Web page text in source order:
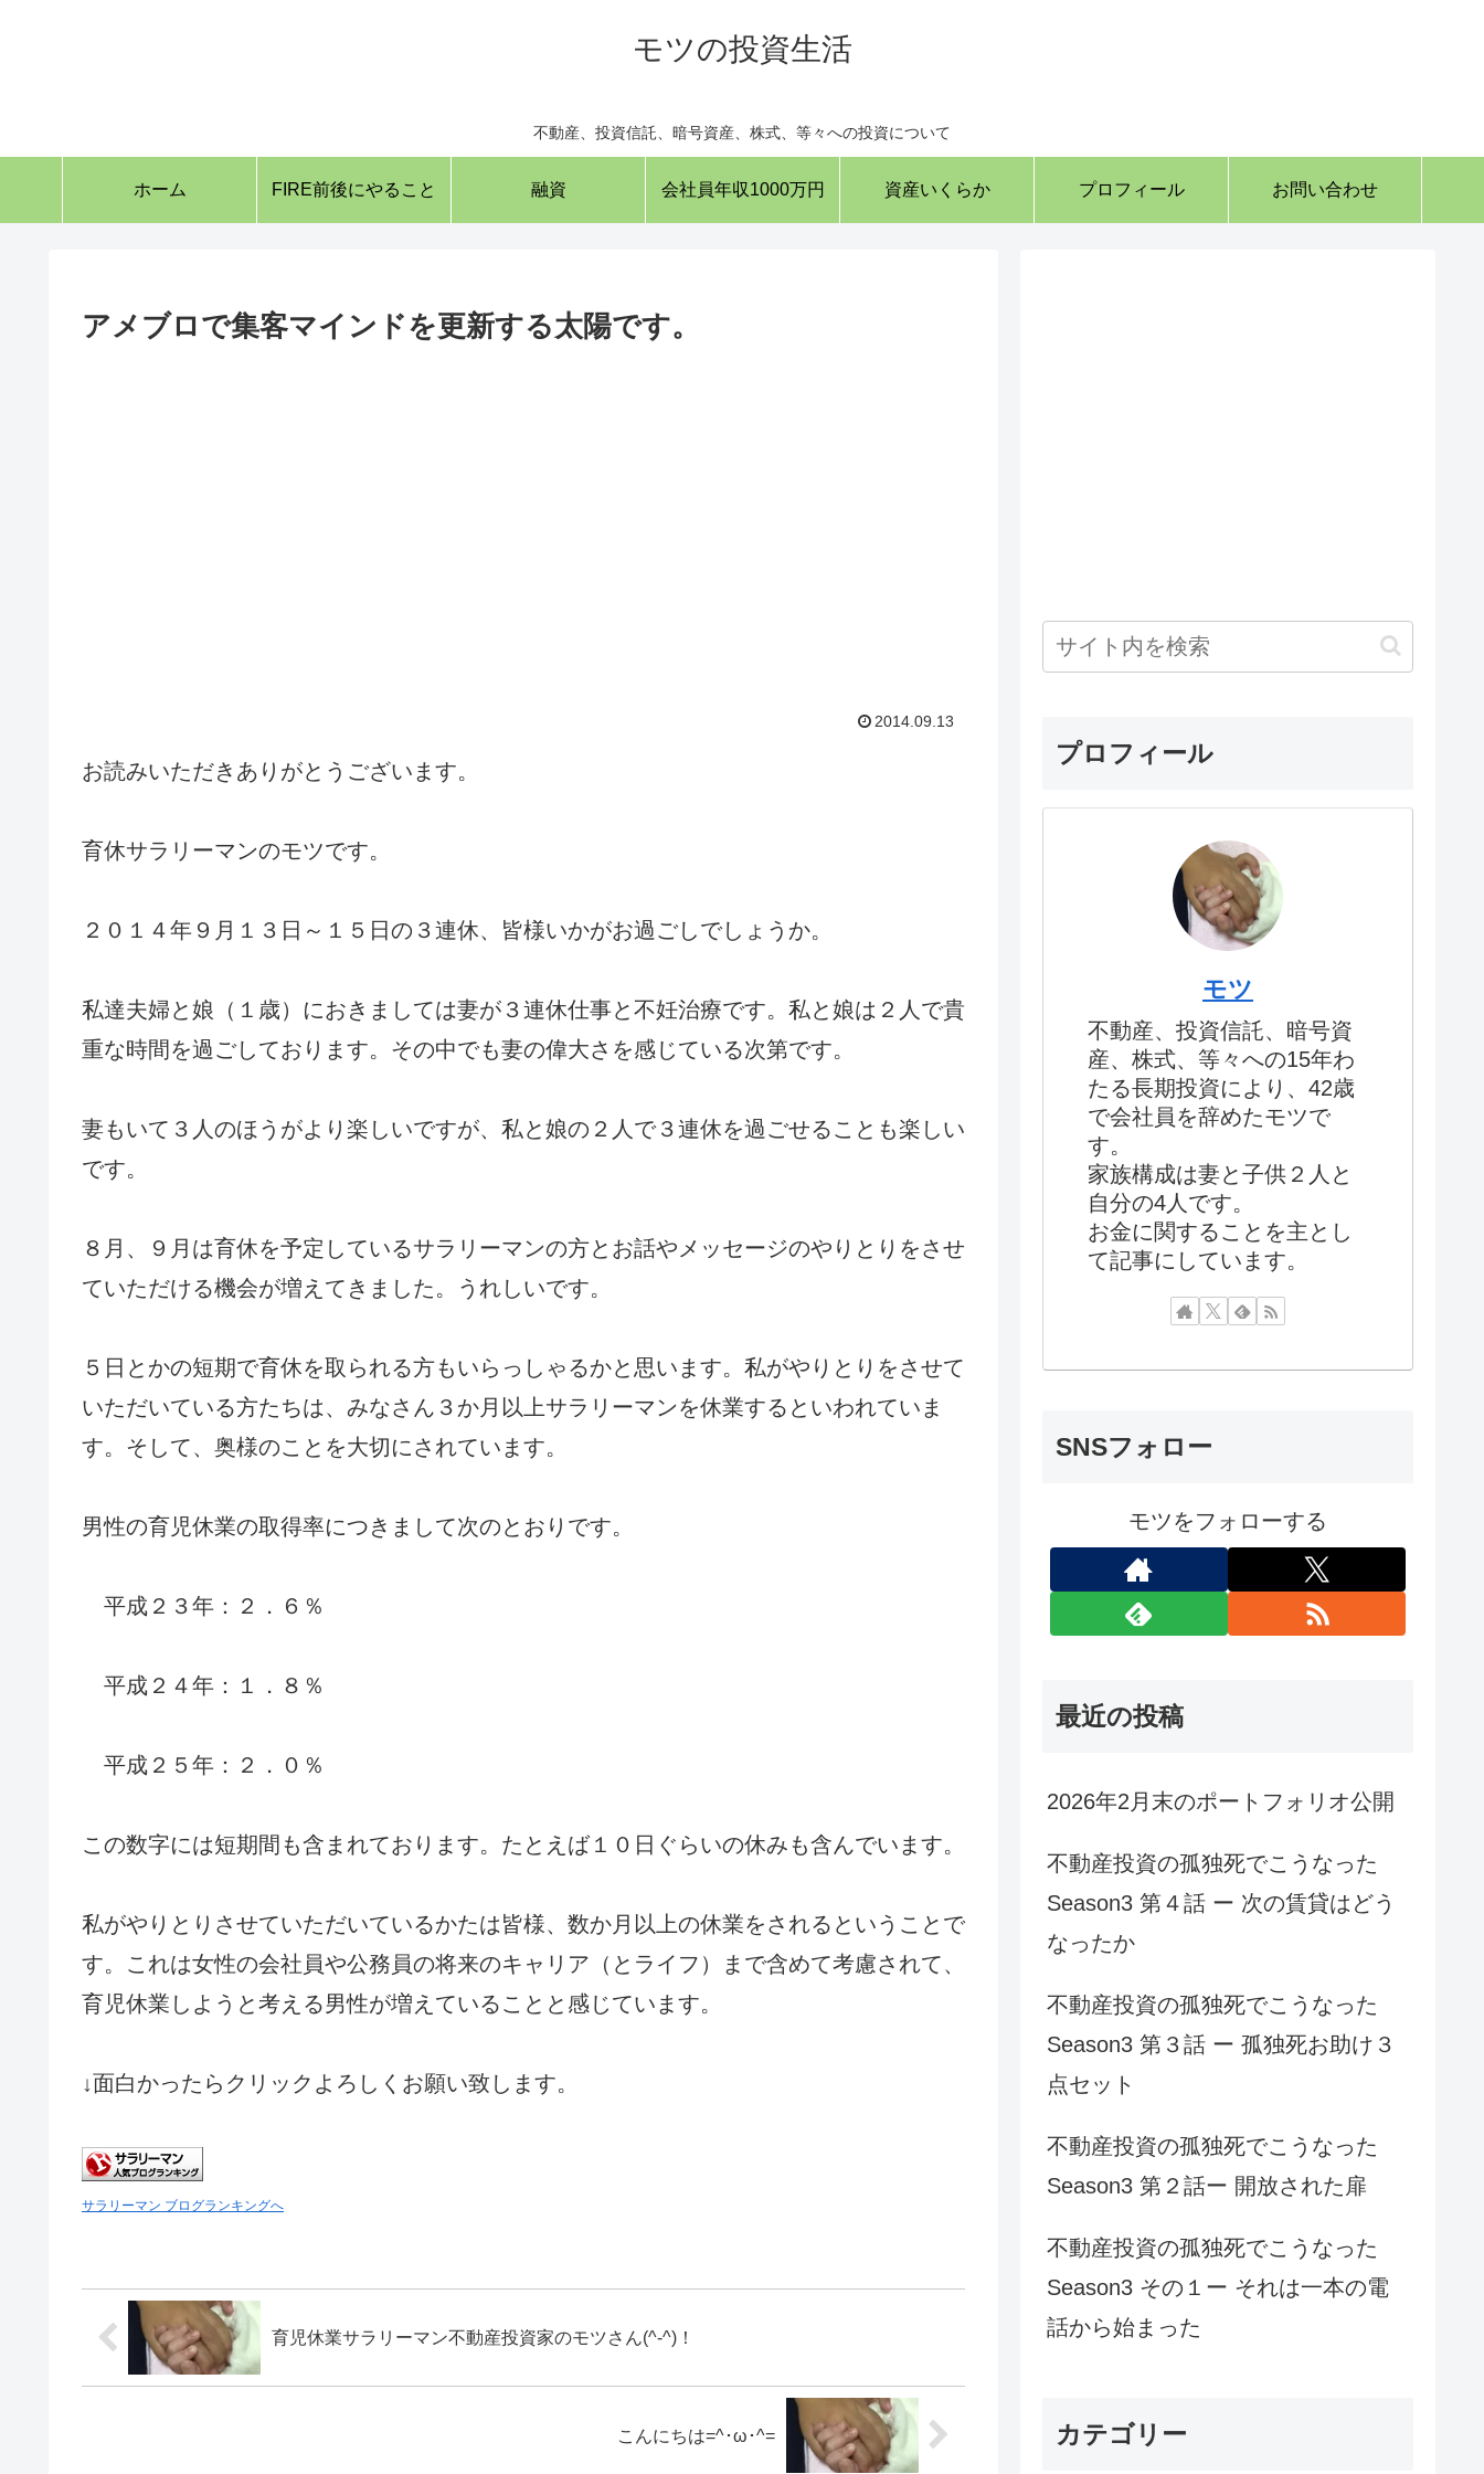
モツの投資生活
不動産、投資信託、暗号資産、株式、等々への投資について
ホーム FIRE前後にやること 融資 会社員年収1000万円 資産いくらか プロフィール お問い合わせ
アメブロで集客マインドを更新する太陽です。
2014.09.13
お読みいただきありがとうございます。
育休サラリーマンのモツです。
２０１４年９月１３日～１５日の３連休、皆様いかがお過ごしでしょうか。
私達夫婦と娘（１歳）におきましては妻が３連休仕事と不妊治療です。私と娘は２人で貴
重な時間を過ごしております。その中でも妻の偉大さを感じている次第です。
妻もいて３人のほうがより楽しいですが、私と娘の２人で３連休を過ごせることも楽しい
です。
８月、９月は育休を予定しているサラリーマンの方とお話やメッセージのやりとりをさせ
ていただける機会が増えてきました。うれしいです。
５日とかの短期で育休を取られる方もいらっしゃるかと思います。私がやりとりをさせて
いただいている方たちは、みなさん３か月以上サラリーマンを休業するといわれていま
す。そして、奥様のことを大切にされています。
男性の育児休業の取得率につきまして次のとおりです。
平成２３年：２．６％
平成２４年：１．８％
平成２５年：２．０％
この数字には短期間も含まれております。たとえば１０日ぐらいの休みも含んでいます。
私がやりとりさせていただいているかたは皆様、数か月以上の休業をされるということで
す。これは女性の会社員や公務員の将来のキャリア（とライフ）まで含めて考慮されて、
育児休業しようと考える男性が増えていることと感じています。
↓面白かったらクリックよろしくお願い致します。
サラリーマン ブログランキングへ
育児休業サラリーマン不動産投資家のモツさん(^-^)！
こんにちは=^･ω･^=
プロフィール
モツ
不動産、投資信託、暗号資
産、株式、等々への15年わ
たる長期投資により、42歳
で会社員を辞めたモツで
す。
家族構成は妻と子供２人と
自分の4人です。
お金に関することを主とし
て記事にしています。
SNSフォロー
モツをフォローする
最近の投稿
2026年2月末のポートフォリオ公開
不動産投資の孤独死でこうなった
Season3 第４話 ー 次の賃貸はどう
なったか
不動産投資の孤独死でこうなった
Season3 第３話 ー 孤独死お助け３
点セット
不動産投資の孤独死でこうなった
Season3 第２話ー 開放された扉
不動産投資の孤独死でこうなった
Season3 その１ー それは一本の電
話から始まった
カテゴリー